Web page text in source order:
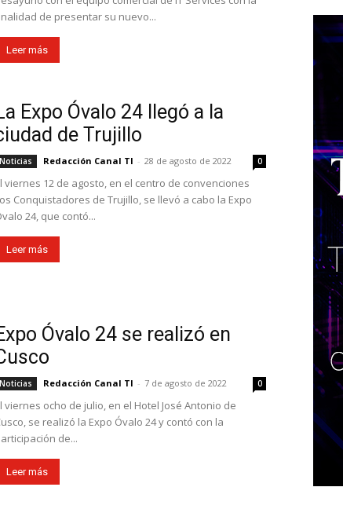
de presentar su nuevo...
Leer más
Expo Óvalo 24 llegó a la
de Trujillo
Noticias Redacción Canal TI - 28 de agosto de 2022 0
viernes 12 de agosto, en el centro de convenciones
Conquistadores de Trujillo, se llevó a cabo la Expo
24, que contó...
Leer más
Óvalo 24 se realizó en
Noticias Redacción Canal TI - 7 de agosto de 2022 0
viernes ocho de julio, en el Hotel José Antonio de
se realizó la Expo Óvalo 24 y contó con la
de...
Leer más